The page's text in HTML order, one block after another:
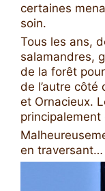
certaines
soin.
Tous les ans,
salamandres,
de la forêt
de l’autre côté
et Ornacieux.
en traversant…